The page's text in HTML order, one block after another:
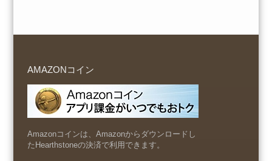
AMAZONコイン
Amazonコインは、Amazonからダウンロードし
たHearthstoneの決済で利用できます。